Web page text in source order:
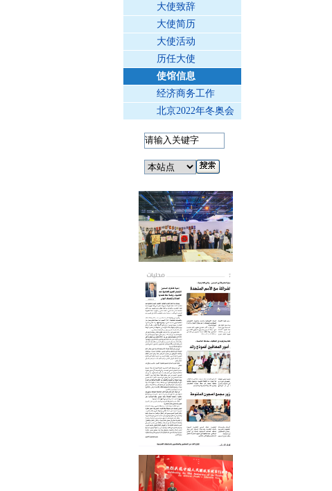
大使致辞
大使简历
大使活动
历任大使
使馆信息
经济商务工作
北京2022年冬奥会